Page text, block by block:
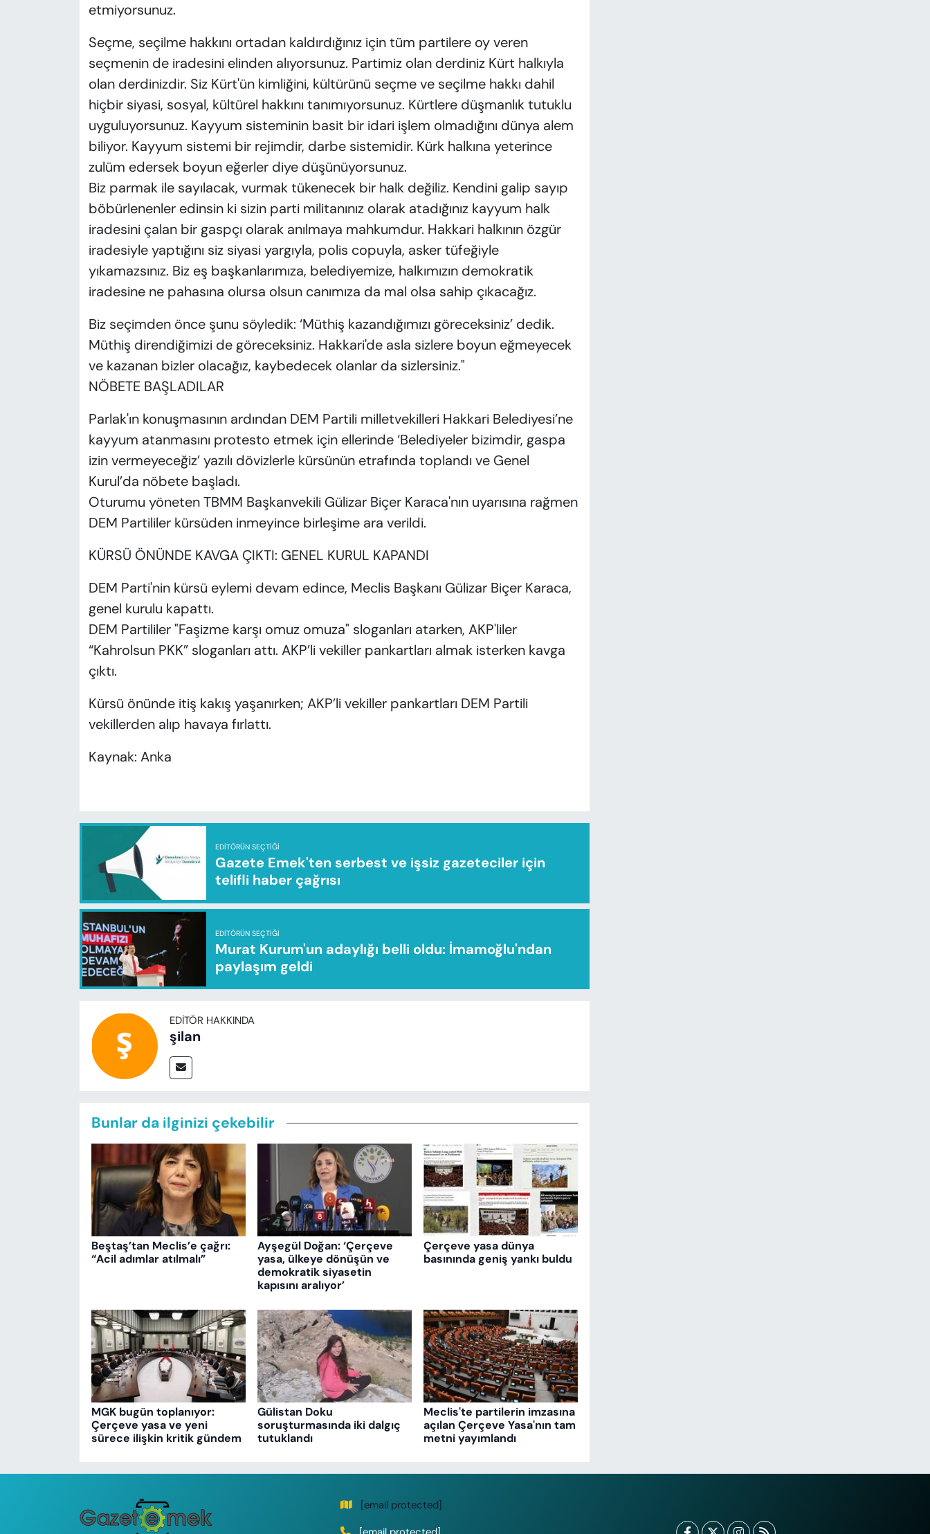
etmiyorsunuz.
Seçme, seçilme hakkını ortadan kaldırdığınız için tüm partilere oy veren
seçmenin de iradesini elinden alıyorsunuz. Partimiz olan derdiniz Kürt halkıyla
olan derdinizdir. Siz Kürt'ün kimliğini, kültürünü seçme ve seçilme hakkı dahil
hiçbir siyasi, sosyal, kültürel hakkını tanımıyorsunuz. Kürtlere düşmanlık tutuklu
uyguluyorsunuz. Kayyum sisteminin basit bir idari işlem olmadığını dünya alem
biliyor. Kayyum sistemi bir rejimdir, darbe sistemidir. Kürk halkına yeterince
zulüm edersek boyun eğerler diye düşünüyorsunuz.
Biz parmak ile sayılacak, vurmak tükenecek bir halk değiliz. Kendini galip sayıp
böbürlenenler edinsin ki sizin parti militanınız olarak atadığınız kayyum halk
iradesini çalan bir gaspçı olarak anılmaya mahkumdur. Hakkari halkının özgür
iradesiyle yaptığını siz siyasi yargıyla, polis copuyla, asker tüfeğiyle
yıkamazsınız. Biz eş başkanlarımıza, belediyemize, halkımızın demokratik
iradesine ne pahasına olursa olsun canımıza da mal olsa sahip çıkacağız.
Biz seçimden önce şunu söyledik: ‘Müthiş kazandığımızı göreceksiniz’ dedik.
Müthiş direndiğimizi de göreceksiniz. Hakkari'de asla sizlere boyun eğmeyecek
ve kazanan bizler olacağız, kaybedecek olanlar da sizlersiniz."
NÖBETE BAŞLADILAR
Parlak'ın konuşmasının ardından DEM Partili milletvekilleri Hakkari Belediyesi’ne
kayyum atanmasını protesto etmek için ellerinde ‘Belediyeler bizimdir, gaspa
izin vermeyeceğiz’ yazılı dövizlerle kürsünün etrafında toplandı ve Genel
Kurul’da nöbete başladı.
Oturumu yöneten TBMM Başkanvekili Gülizar Biçer Karaca'nın uyarısına rağmen
DEM Partililer kürsüden inmeyince birleşime ara verildi.
KÜRSÜ ÖNÜNDE KAVGA ÇIKTI: GENEL KURUL KAPANDI
DEM Parti'nin kürsü eylemi devam edince, Meclis Başkanı Gülizar Biçer Karaca,
genel kurulu kapattı.
DEM Partililer "Faşizme karşı omuz omuza" sloganları atarken, AKP'liler
“Kahrolsun PKK” sloganları attı. AKP’li vekiller pankartları almak isterken kavga
çıktı.
Kürsü önünde itiş kakış yaşanırken; AKP’li vekiller pankartları DEM Partili
vekillerden alıp havaya fırlattı.
Kaynak: Anka
EDITÖRÜN SEÇTIĞI
Gazete Emek'ten serbest ve işsiz gazeteciler için
telifli haber çağrısı
EDITÖRÜN SEÇTIĞI
Murat Kurum'un adaylığı belli oldu: İmamoğlu'ndan
paylaşım geldi
EDITÖR HAKKINDA
şilan
Bunlar da ilginizi çekebilir
Beştaş’tan Meclis’e çağrı:
“Acil adımlar atılmalı”
Ayşegül Doğan: ‘Çerçeve
yasa, ülkeye dönüşün ve
demokratik siyasetin
kapısını aralıyor’
Çerçeve yasa dünya
basınında geniş yankı buldu
MGK bugün toplanıyor:
Çerçeve yasa ve yeni
sürece ilişkin kritik gündem
Gülistan Doku
soruşturmasında iki dalgıç
tutuklandı
Meclis'te partilerin imzasına
açılan Çerçeve Yasa'nın tam
metni yayımlandı
[email protected]